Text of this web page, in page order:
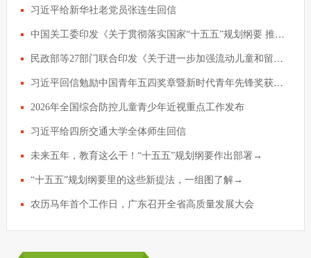
习近平给新华社老党员张连生回信
习近平回信勉励中国青年五四奖章暨新时代青年先锋奖获奖者代表
2026年全国综合防控儿童青少年近视重点工作发布
习近平给四所交通大学全体师生回信
未来五年，教育这么干！“十五五”规划纲要作出部署→
“十五五”规划纲要里的这些新提法，一组图了解→
农历马年首个工作日，广东召开全省高质量发展大会